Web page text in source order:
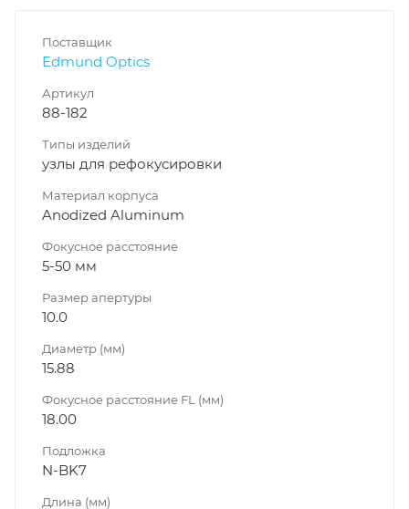
Поставщик
Edmund Optics
Артикул
88-182
Типы изделий
узлы для рефокусировки
Материал корпуса
Anodized Aluminum
Фокусное расстояние
5-50 мм
Размер апертуры
10.0
Диаметр (мм)
15.88
Фокусное расстояние FL (мм)
18.00
Подложка
N-BK7
Длина (мм)